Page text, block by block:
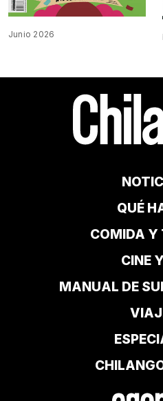
Junio 2026
QUÉ
COMIDA Y
CINE
MANUAL DE